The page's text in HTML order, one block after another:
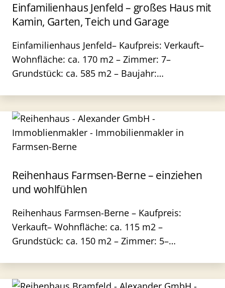
Einfamilienhaus Jenfeld – großes Haus mit
Kamin, Garten, Teich und Garage
Einfamilienhaus Jenfeld– Kaufpreis: Verkauft–
Wohnfläche: ca. 170 m2 – Zimmer: 7–
Grundstück: ca. 585 m2 – Baujahr:…
Reihenhaus Farmsen-Berne – einziehen
und wohlfühlen
Reihenhaus Farmsen-Berne – Kaufpreis:
Verkauft– Wohnfläche: ca. 115 m2 –
Grundstück: ca. 150 m2 – Zimmer: 5–…